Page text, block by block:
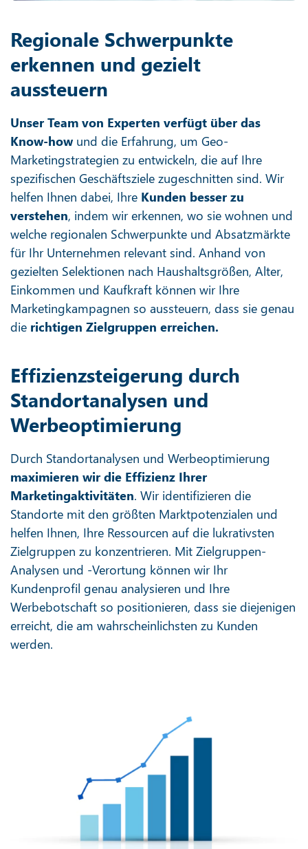
Regionale Schwerpunkte
erkennen und gezielt
aussteuern
Unser Team von Experten verfügt über das
Know-how und die Erfahrung, um Geo-
Marketingstrategien zu entwickeln, die auf Ihre
spezifischen Geschäftsziele zugeschnitten sind. Wir
helfen Ihnen dabei, Ihre Kunden besser zu
verstehen, indem wir erkennen, wo sie wohnen und
welche regionalen Schwerpunkte und Absatzmärkte
für Ihr Unternehmen relevant sind. Anhand von
gezielten Selektionen nach Haushaltsgrößen, Alter,
Einkommen und Kaufkraft können wir Ihre
Marketingkampagnen so aussteuern, dass sie genau
die richtigen Zielgruppen erreichen.
Effizienzsteigerung durch
Standortanalysen und
Werbeoptimierung
Durch Standortanalysen und Werbeoptimierung
maximieren wir die Effizienz Ihrer
Marketingaktivitäten. Wir identifizieren die
Standorte mit den größten Marktpotenzialen und
helfen Ihnen, Ihre Ressourcen auf die lukrativsten
Zielgruppen zu konzentrieren. Mit Zielgruppen-
Analysen und -Verortung können wir Ihr
Kundenprofil genau analysieren und Ihre
Werbebotschaft so positionieren, dass sie diejenigen
erreicht, die am wahrscheinlichsten zu Kunden
werden.